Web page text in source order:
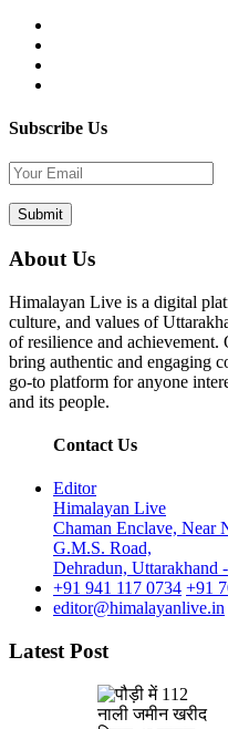
Subscribe Us
About Us
Himalayan Live is a digital
culture, and values of
of resilience and achievement.
bring authentic and engaging
go-to platform for anyone
and its people.
Contact Us
Editor
Himalayan Live
Chaman Enclave, Near
G.M.S. Road,
Dehradun, Uttarakhand
+91 941 117 0734 +91
editor@himalayanlive.in
Latest Post